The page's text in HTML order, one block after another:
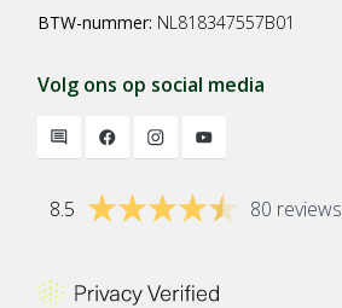
BTW-nummer: NL818347557B01
Volg ons op social media
8.5 80 reviews